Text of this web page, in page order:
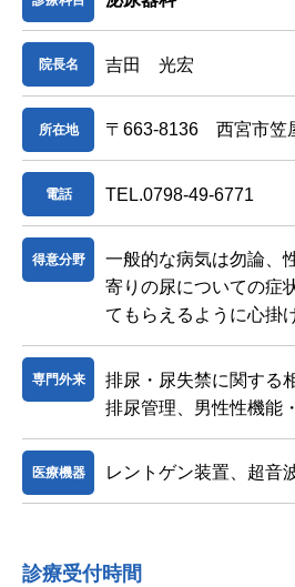
院長名 吉田 光宏
所在地 〒663-8136 西宮市笠
電話 TEL.0798-49-6771
得意分野
一般的な病気は勿論、
寄りの尿についての症
てもらえるように心掛
専門外来
排尿・尿失禁に関する
排尿管理、男性性機能
医療機器 レントゲン装置、超音
診療受付時間